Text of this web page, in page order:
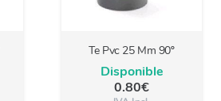
Te Pvc 25 Mm 90º
Disponible
0.80€